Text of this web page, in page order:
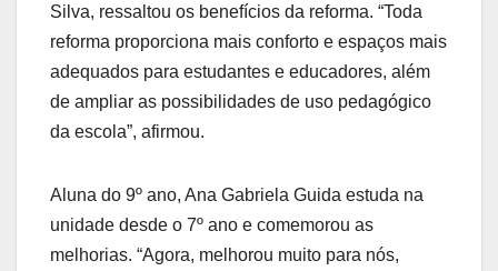
Silva, ressaltou os benefícios da reforma. “Toda
reforma proporciona mais conforto e espaços mais
adequados para estudantes e educadores, além
de ampliar as possibilidades de uso pedagógico
da escola”, afirmou.
Aluna do 9º ano, Ana Gabriela Guida estuda na
unidade desde o 7º ano e comemorou as
melhorias. “Agora, melhorou muito para nós,